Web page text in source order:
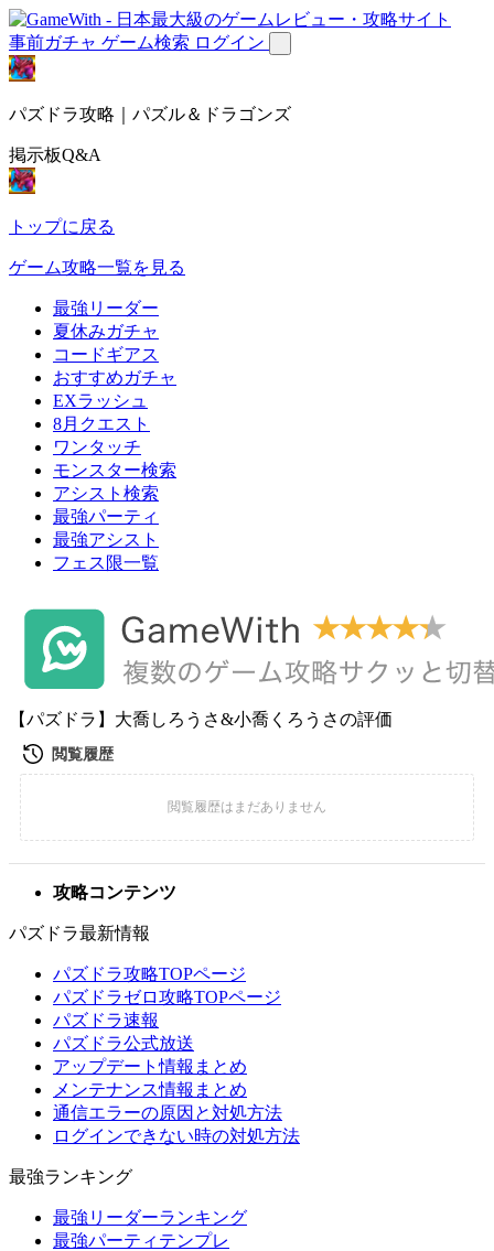
事前ガチャ ゲーム検索 ログイン
パズドラ攻略｜パズル＆ドラゴンズ
掲示板Q&A
トップに戻る
ゲーム攻略一覧を見る
最強リーダー
夏休みガチャ
コードギアス
おすすめガチャ
EXラッシュ
8月クエスト
ワンタッチ
モンスター検索
アシスト検索
最強パーティ
最強アシスト
フェス限一覧
【パズドラ】大喬しろうさ&小喬くろうさの評価
攻略コンテンツ
パズドラ最新情報
パズドラ攻略TOPページ
パズドラゼロ攻略TOPページ
パズドラ速報
パズドラ公式放送
アップデート情報まとめ
メンテナンス情報まとめ
通信エラーの原因と対処方法
ログインできない時の対処方法
最強ランキング
最強リーダーランキング
最強パーティテンプレ